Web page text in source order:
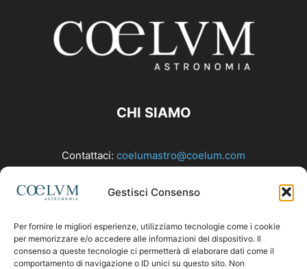
Gestisci Consenso
Per fornire le migliori esperienze, utilizziamo tecnologie come i cookie
per memorizzare e/o accedere alle informazioni del dispositivo. Il
consenso a queste tecnologie ci permetterà di elaborare dati come il
comportamento di navigazione o ID unici su questo sito. Non
CHI SIAMO
Contattaci: coelumastro@coelum.com
SEGUICI